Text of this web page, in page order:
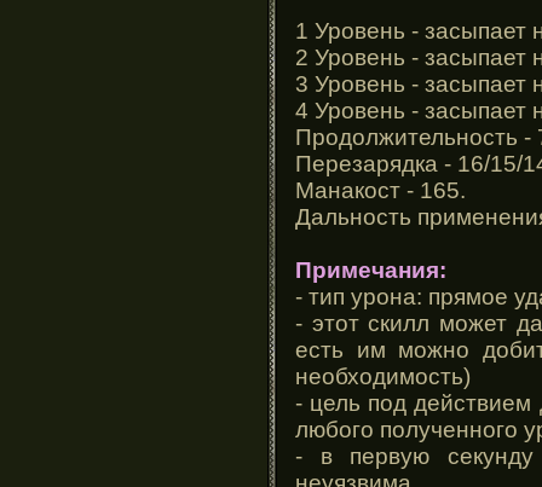
1 Уровень - засыпает
2 Уровень - засыпает
3 Уровень - засыпает
4 Уровень - засыпает
Продолжительность -
Перезарядка - 16/15/
Манакост - 165.
Дальность
Примечания:
- тип урона: прямое
- этот скилл может
есть им можно
необходимость)
- цель под действием
любого полученного
- в первую секунду